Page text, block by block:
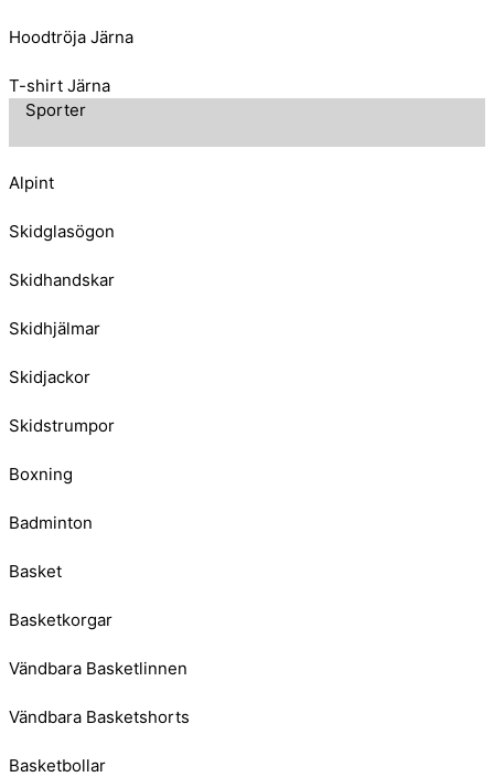
Hoodtröja Järna
T-shirt Järna
Sporter
Alpint
Skidglasögon
Skidhandskar
Skidhjälmar
Skidjackor
Skidstrumpor
Boxning
Badminton
Basket
Basketkorgar
Vändbara Basketlinnen
Vändbara Basketshorts
Basketbollar